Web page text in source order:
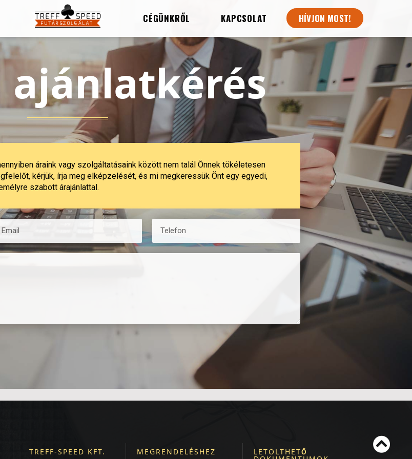
CÉGÜNKRŐL KAPCSOLAT HÍVJON MOST!
ajánlatkérés
áraink vagy szolgáltatásaink között nem talál Önnek tökéletesen
kérjük, írja meg elképzelését, és mi megkeressük Önt egy egyedi,
szabott árajánlattal.
TREFF-SPEED KFT. MEGRENDELÉSHEZ LETÖLTHETŐ